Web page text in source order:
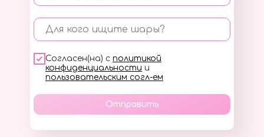
Для кого ищите шары?
Согласен(на) с политикой
конфиденциальности и
пользовательским согл-ем
Отправить